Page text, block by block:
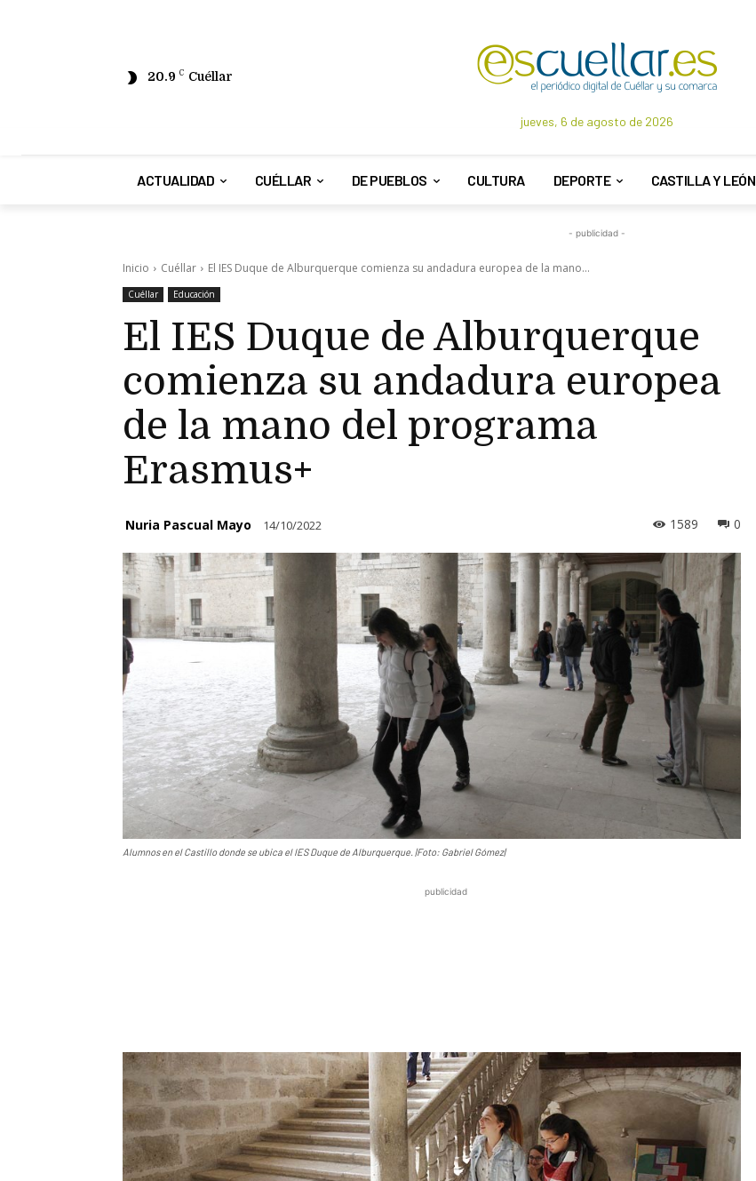
20.9 C Cuéllar
jueves, 6 de agosto de 2026
ACTUALIDAD CUÉLLAR DE PUEBLOS CULTURA DEPORTE CASTILLA Y LEÓN
- publicidad -
Inicio Cuéllar El IES Duque de Alburquerque comienza su andadura europea de la mano...
Cuéllar Educación
El IES Duque de Alburquerque
comienza su andadura europea
de la mano del programa
Erasmus+
Nuria Pascual Mayo 14/10/2022 0
1589
Alumnos en el Castillo donde se ubica el IES Duque de Alburquerque. |Foto: Gabriel Gómez|
publicidad